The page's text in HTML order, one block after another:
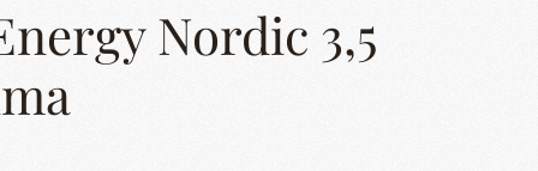
Nordic 3,5